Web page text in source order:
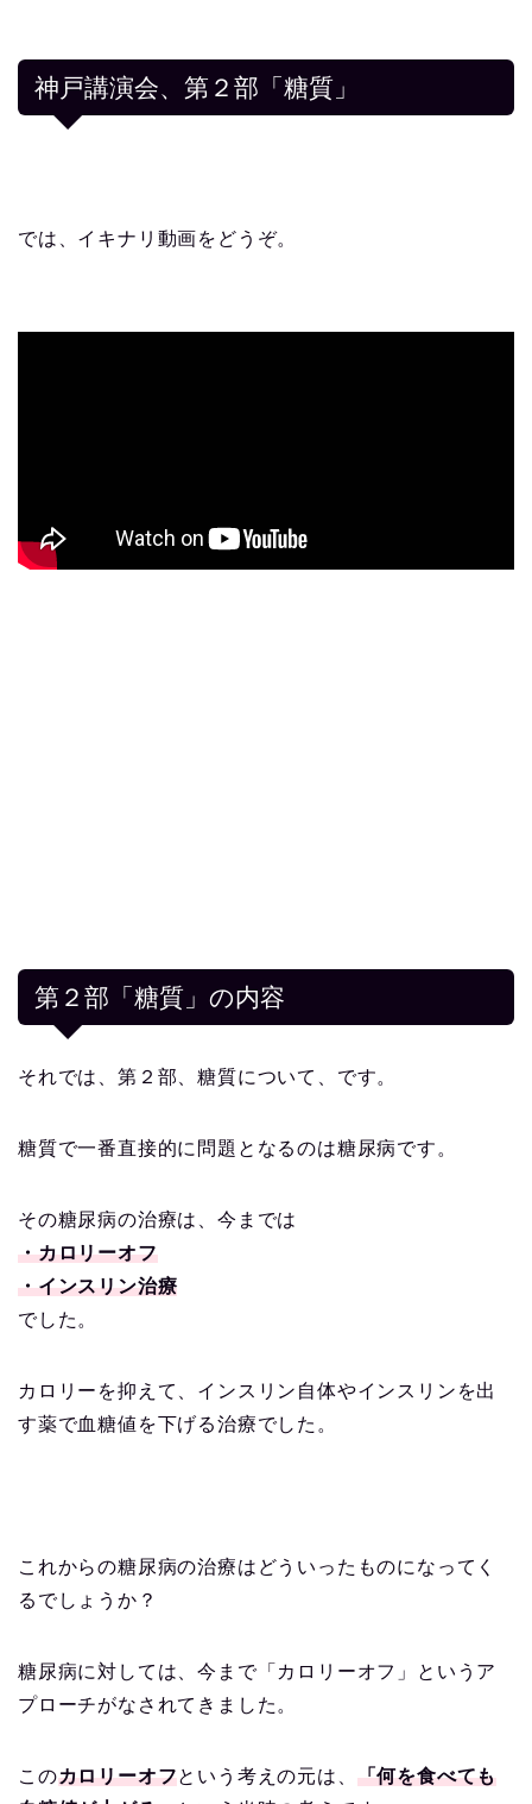
神戸講演会、第２部「糖質」
では、イキナリ動画をどうぞ。
第２部「糖質」の内容
それでは、第２部、糖質について、です。
糖質で一番直接的に問題となるのは糖尿病です。
その糖尿病の治療は、今までは
・カロリーオフ
・インスリン治療
でした。
カロリーを抑えて、インスリン自体やインスリンを出
す薬で血糖値を下げる治療でした。
これからの糖尿病の治療はどういったものになってく
るでしょうか？
糖尿病に対しては、今まで「カロリーオフ」というア
プローチがなされてきました。
このカロリーオフという考えの元は、 「何を食べても